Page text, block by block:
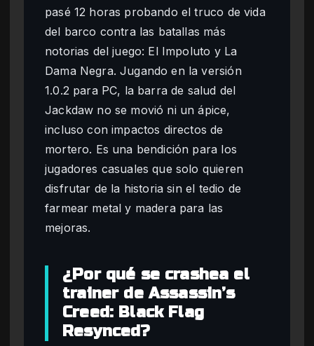
pasé 12 horas probando el truco de vida
del barco contra las batallas más
notorias del juego: El Impoluto y La
Dama Negra. Jugando en la versión
1.0.2 para PC, la barra de salud del
Jackdaw no se movió ni un ápice,
incluso con impactos directos de
mortero. Es una bendición para los
jugadores casuales que solo quieren
disfrutar de la historia sin el tedio de
farmear metal y madera para las
mejoras.
¿Por qué se crashea el
trainer de Assassin’s
Creed: Black Flag
Resynced?